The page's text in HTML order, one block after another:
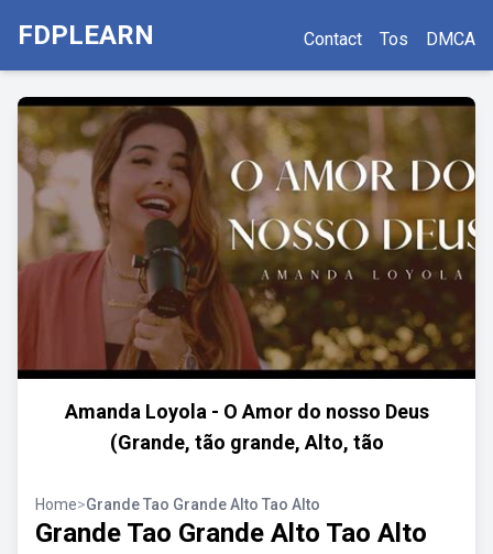
FDPLEARN Contact Tos DMCA
Amanda Loyola - O Amor do nosso Deus
(Grande, tão grande, Alto, tão
Home>Grande Tao Grande Alto Tao Alto
Grande Tao Grande Alto Tao Alto